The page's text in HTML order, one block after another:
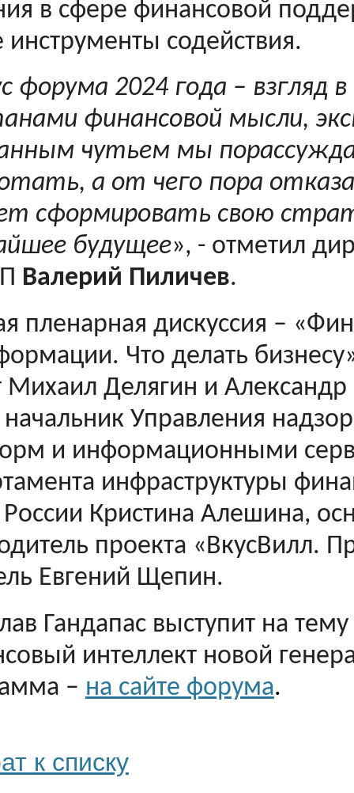
в сфере финансовой
содействия.
форума 2024 года – взгляд
финансовой мысли,
чутьем мы
а от чего пора
сформировать свою
будущее», - отметил
Валерий Пиличев.
пленарная дискуссия –
Что делать
Михаил Делягин и Александр
Управления
и информационными
инфраструктуры
Кристина Алешина,
проекта «ВкусВилл.
Евгений Щепин.
Гандапас выступит на
интеллект новой
– на сайте форума.
к списку